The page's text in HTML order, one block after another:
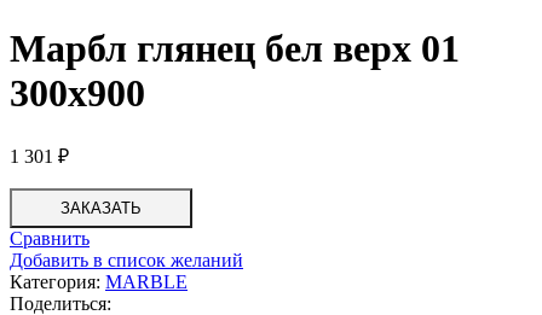
Марбл глянец бел верх 01
300х900
1 301 ₽
ЗАКАЗАТЬ
Сравнить
Добавить в список желаний
Категория: MARBLE
Поделиться: